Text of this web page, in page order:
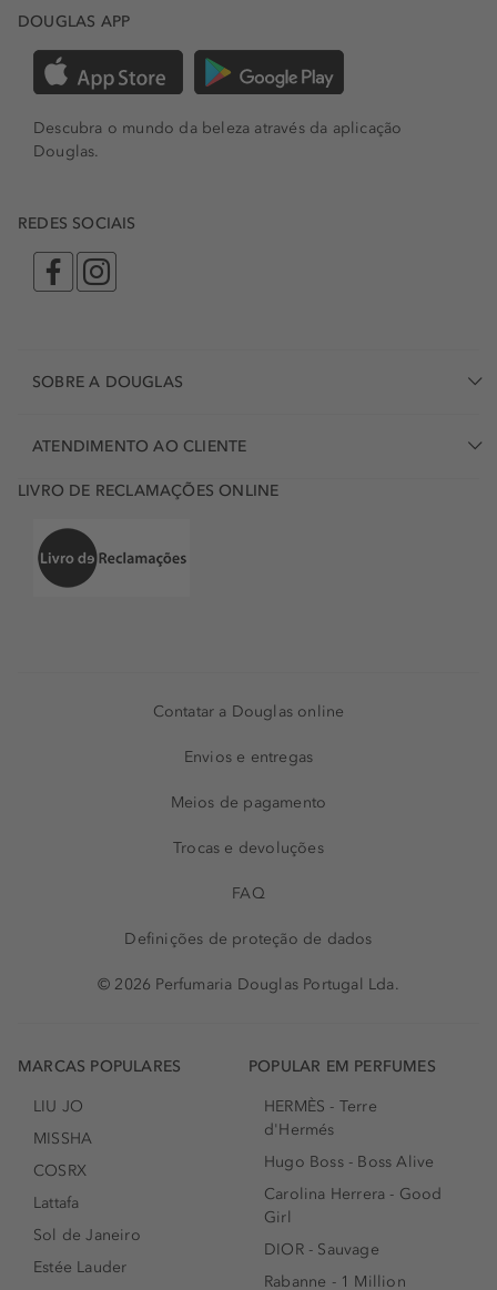
DOUGLAS APP
Descubra o mundo da beleza através da aplicação
Douglas.
REDES SOCIAIS
SOBRE A DOUGLAS
ATENDIMENTO AO CLIENTE
LIVRO DE RECLAMAÇÕES ONLINE
Contatar a Douglas online
Envios e entregas
Meios de pagamento
Trocas e devoluções
FAQ
Definições de proteção de dados
© 2026 Perfumaria Douglas Portugal Lda.
MARCAS POPULARES
LIU JO
MISSHA
COSRX
Lattafa
Sol de Janeiro
Estée Lauder
POPULAR EM PERFUMES
HERMÈS - Terre
d'Hermés
Hugo Boss - Boss Alive
Carolina Herrera - Good
Girl
DIOR - Sauvage
Rabanne - 1 Million